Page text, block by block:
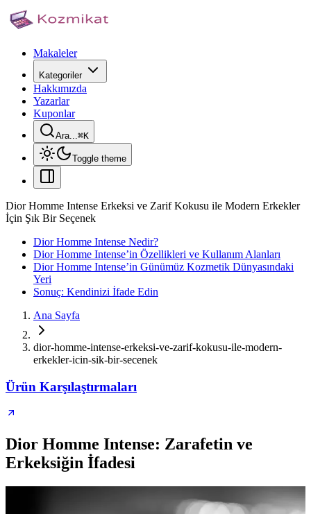
Makaleler
Kategoriler
Hakkımızda
Yazarlar
Kuponlar
Ara...⌘K
Toggle theme
Dior Homme Intense Erkeksi ve Zarif Kokusu ile Modern Erkekler
İçin Şık Bir Seçenek
Dior Homme Intense Nedir?
Dior Homme Intense’in Özellikleri ve Kullanım Alanları
Dior Homme Intense’in Günümüz Kozmetik Dünyasındaki
Yeri
Sonuç: Kendinizi İfade Edin
Ana Sayfa
dior-homme-intense-erkeksi-ve-zarif-kokusu-ile-modern-
erkekler-icin-sik-bir-secenek
Ürün Karşılaştırmaları
Dior Homme Intense: Zarafetin ve
Erkeksiğin İfadesi